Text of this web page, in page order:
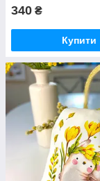
340 ₴
Купити